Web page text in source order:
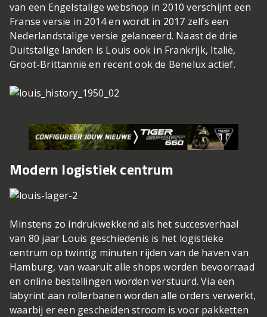
van een Engelstalige webshop in 2010 verschijnt een
Franse versie in 2014 en wordt in 2017 zelfs een
Nederlandstalige versie gelanceerd. Naast de drie
Duitstalige landen is Louis ook in Frankrijk, Italië,
Groot-Brittannië en recent ook de Benelux actief.
Modern logistiek centrum
Minstens zo indrukwekkend als het succesverhaal
van 80 jaar Louis geschiedenis is het logistieke
centrum op twintig minuten rijden van de haven van
Hamburg, van waaruit alle shops worden bevoorraad
en online bestellingen worden verstuurd. Via een
labyrint aan rollerbanen worden alle orders verwerkt,
waarbij er een gescheiden stroom is voor pakketten